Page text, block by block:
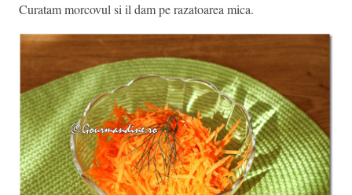
Curatam morcovul si il dam pe razatoarea mica.